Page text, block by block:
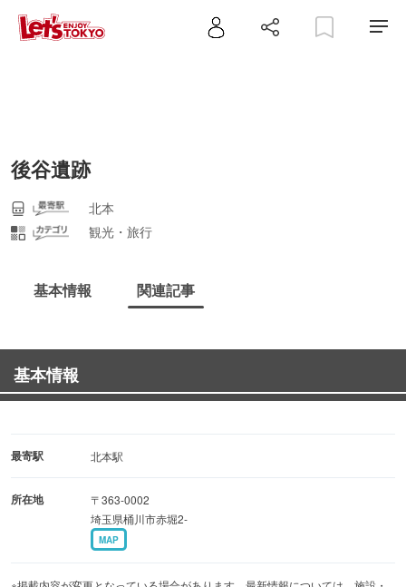
後谷遺跡
北本
観光・旅行
基本情報 関連記事
基本情報
最寄駅 北本駅
所在地
〒363-0002
埼玉県桶川市赤堀2-
MAP